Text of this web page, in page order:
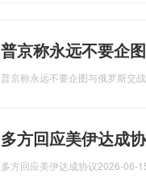
普京称永远不要企
普京称永远不要企图与俄罗斯交战
多方回应美伊达成
多方回应美伊达成协议2026-06-